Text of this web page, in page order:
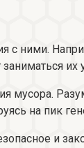
ними.
их
мусора.
на пик
и